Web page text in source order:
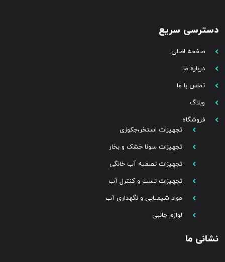
دسترسی سریع
صفحه اصلی
درباره ما
تماس با ما
وبلاگ
فروشگاه
تجهیزات استخر،جکوزی
تجهیزات سونا خشک و بخار
تجهیزات تصفیه آب خانگی
تجهیزات تست و کنترل آب
مواد شیمیایی و نگهداری آب
لوازم جانبی
نشانی ما